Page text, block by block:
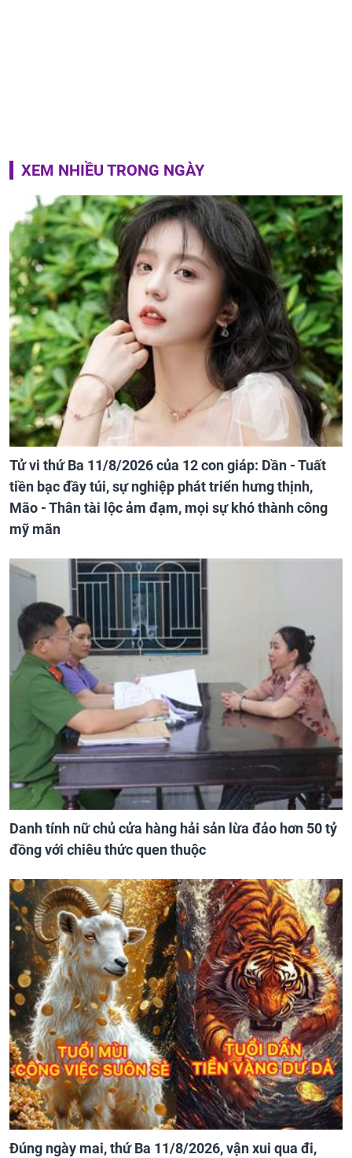
XEM NHIỀU TRONG NGÀY
Tử vi thứ Ba 11/8/2026 của 12 con giáp: Dần - Tuất
tiền bạc đầy túi, sự nghiệp phát triển hưng thịnh,
Mão - Thân tài lộc ảm đạm, mọi sự khó thành công
mỹ mãn
Danh tính nữ chủ cửa hàng hải sản lừa đảo hơn 50 tỷ
đồng với chiêu thức quen thuộc
Đúng ngày mai, thứ Ba 11/8/2026, vận xui qua đi,